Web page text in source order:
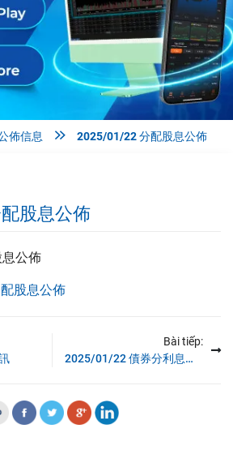
佈信息  2025/01/22 分配股息公佈
股息公佈
公佈
股息公佈
Bài tiếp:
2025/01/22 債券分利息公佈